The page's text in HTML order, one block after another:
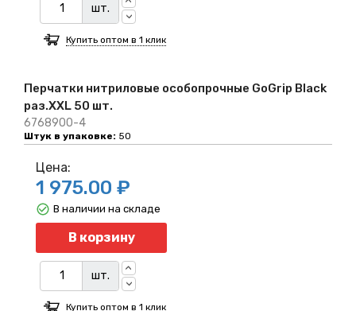
Перчатки нитриловые особопрочные GoGrip Black
раз.XXL 50 шт.
6768900-4
Штук в упаковке: 50
шт.
Купить оптом в 1 клик
Цена:
1 975.00 ₽
В корзину
шт.
В наличии на складе
Купить оптом в 1 клик